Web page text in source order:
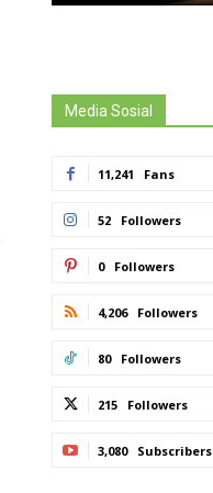
Media Sosial
11,241 Fans
52 Followers
0 Followers
4,206 Followers
80 Followers
215 Followers
3,080 Subscribers